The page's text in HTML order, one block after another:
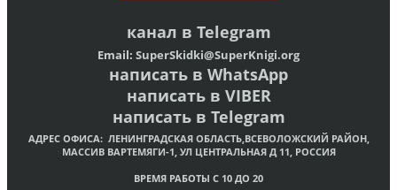
канал в Telegram
Email: SuperSkidki@SuperKnigi.org
написать в WhatsApp
написать в VIBER
написать в Telegram
АДРЕС ОФИСА: ЛЕНИНГРАДСКАЯ ОБЛАСТЬ,ВСЕВОЛОЖСКИЙ РАЙОН,
МАССИВ ВАРТЕМЯГИ-1, УЛ ЦЕНТРАЛЬНАЯ Д 11, РОССИЯ
ВРЕМЯ РАБОТЫ С 10 ДО 20